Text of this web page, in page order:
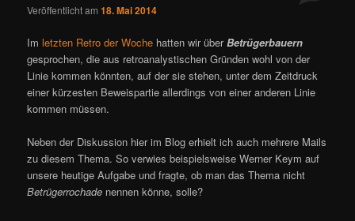
Veröffentlicht am18. Mai 2014
Imletzten Retro der Woche hatten wir überBetrügerbauern
gesprochen, die aus retroanalystischen Gründen wohl von der
Linie kommen könnten, auf der sie stehen, unter dem Zeitdruck
einer kürzesten Beweispartie allerdings von einer anderen Linie
kommen müssen.
Neben der Diskussion hier im Blog erhielt ich auch mehrere Mails
zu diesem Thema. So verwies beispielsweise Werner Keym auf
unsere heutige Aufgabe und fragte, ob man das Thema nicht
Betrügerrochade nennen könne, solle?